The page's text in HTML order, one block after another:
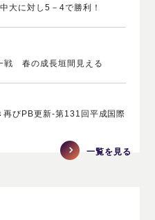
大に対し5－4で勝利！
戦 春の成長垣間見える
再びPB更新-第131回平成国際
一覧を見る